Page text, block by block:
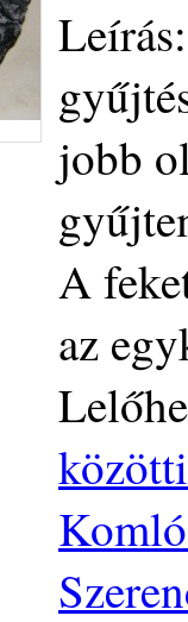
jobb
A
az